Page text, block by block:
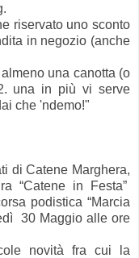
riservato uno sconto
in negozio (anche
una canotta (o
una in più vi serve
che 'ndemo!"
di Catene Marghera,
“Catene in Festa”
podistica “Marcia
30 Maggio alle ore
novità fra cui la